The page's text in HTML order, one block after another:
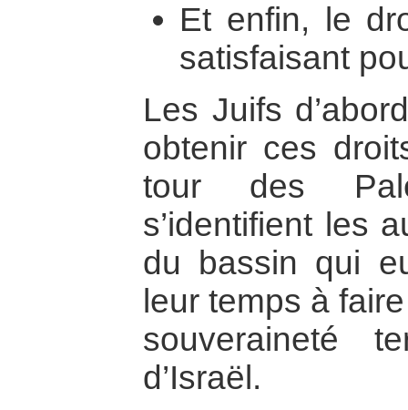
Et enfin, le
satisfaisant
Les Juifs
obtenir ces
tour des
s’identifient les
du bassin qui
leur temps à
souveraineté
d’Israël.